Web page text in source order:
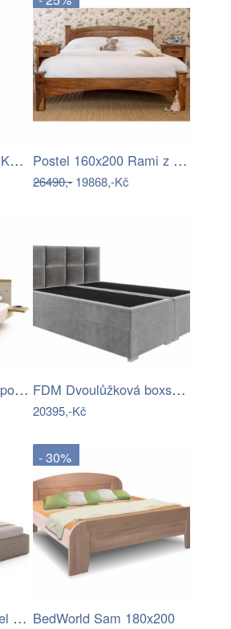
Postel PARIS Tempo Kondela Postel 160x200 Rami z indického masivu…
26490,-19868,-Kč
Přírodní dvoulůžková postel z masivního… FDM Dvoulůžková boxspringová postel…
20395,-Kč
FDM Čalouněná postel Tulsa se zvedacím…
- 30%
BedWorld Sam 180x200